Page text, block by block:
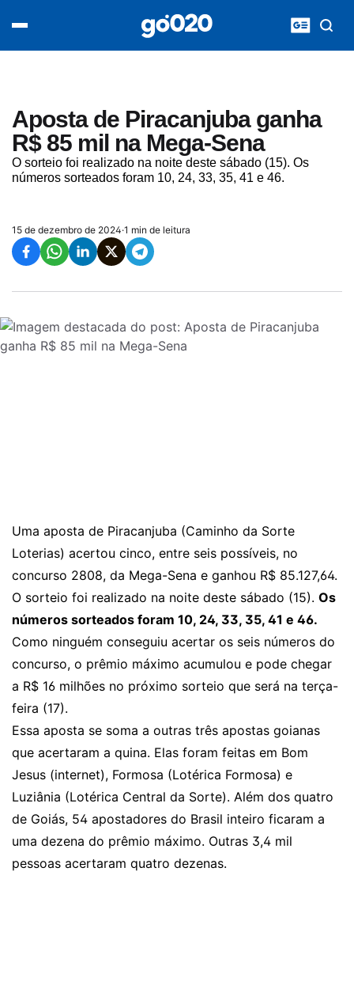
Aposta de Piracanjuba ganha
R$ 85 mil na Mega-Sena
O sorteio foi realizado na noite deste sábado (15). Os
números sorteados foram 10, 24, 33, 35, 41 e 46.
15 de dezembro de 2024·1 min de leitura
Uma aposta de Piracanjuba (Caminho da Sorte
Loterias) acertou cinco, entre seis possíveis, no
concurso 2808, da Mega-Sena e ganhou R$ 85.127,64.
O sorteio foi realizado na noite deste sábado (15). Os
números sorteados foram 10, 24, 33, 35, 41 e 46.
Como ninguém conseguiu acertar os seis números do
concurso, o prêmio máximo acumulou e pode chegar
a R$ 16 milhões no próximo sorteio que será na terça-
feira (17).
Essa aposta se soma a outras três apostas goianas
que acertaram a quina. Elas foram feitas em Bom
Jesus (internet), Formosa (Lotérica Formosa) e
Luziânia (Lotérica Central da Sorte). Além dos quatro
de Goiás, 54 apostadores do Brasil inteiro ficaram a
uma dezena do prêmio máximo. Outras 3,4 mil
pessoas acertaram quatro dezenas.
acontece agora
entretenimento
vídeos
pod020